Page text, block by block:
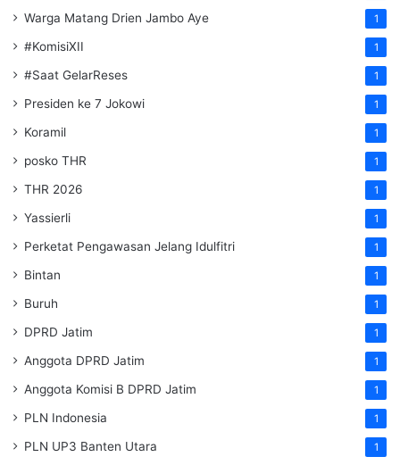
Warga Matang Drien Jambo Aye 1
#KomisiXII 1
#Saat GelarReses 1
Presiden ke 7 Jokowi 1
Koramil 1
posko THR 1
THR 2026 1
Yassierli 1
Perketat Pengawasan Jelang Idulfitri 1
Bintan 1
Buruh 1
DPRD Jatim 1
Anggota DPRD Jatim 1
Anggota Komisi B DPRD Jatim 1
PLN Indonesia 1
PLN UP3 Banten Utara 1